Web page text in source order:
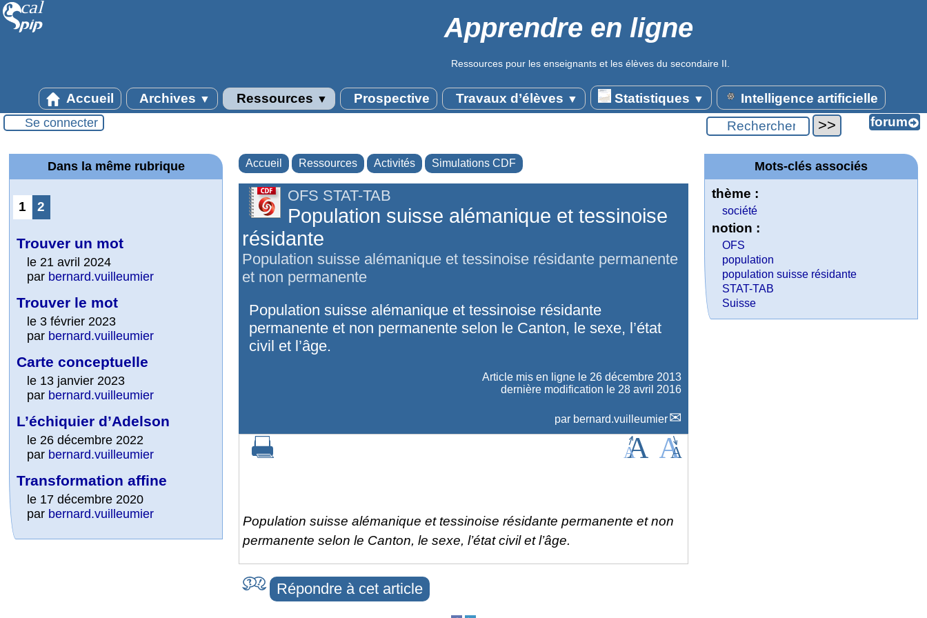
Apprendre en ligne
Ressources pour les enseignants et les élèves du secondaire II.
Accueil Archives ▼ Ressources ▼ Prospective Travaux d’élèves ▼ Statistiques ▼ Intelligence artificielle
Se connecter
Accueil Ressources Activités Simulations CDF
OFS STAT-TAB
Population suisse alémanique et tessinoise
résidante
Population suisse alémanique et tessinoise résidante permanente
et non permanente
Population suisse alémanique et tessinoise résidante
permanente et non permanente selon le Canton, le sexe, l’état
civil et l’âge.
Article mis en ligne le 26 décembre 2013
dernière modification le 28 avril 2016
par bernard.vuilleumier
Population suisse alémanique et tessinoise résidante permanente et non
permanente selon le Canton, le sexe, l’état civil et l’âge.
Répondre à cet article
Dans la même rubrique
1 2
Trouver un mot
le 21 avril 2024
par bernard.vuilleumier
Trouver le mot
le 3 février 2023
par bernard.vuilleumier
Carte conceptuelle
le 13 janvier 2023
par bernard.vuilleumier
L’échiquier d’Adelson
le 26 décembre 2022
par bernard.vuilleumier
Transformation affine
le 17 décembre 2020
par bernard.vuilleumier
Mots-clés associés
thème :
société
notion :
OFS
population
population suisse résidante
STAT-TAB
Suisse